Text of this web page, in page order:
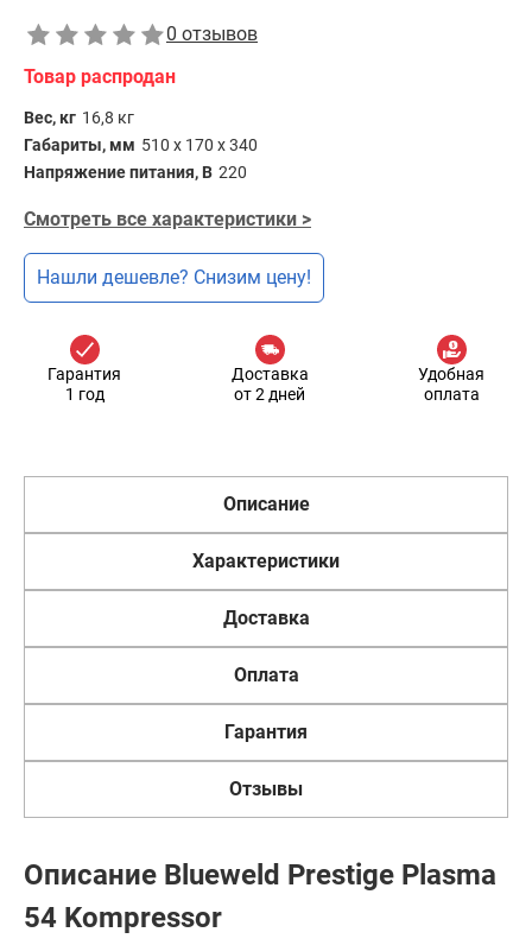
0 отзывов
Товар распродан
Вес, кг 16,8 кг
Габариты, мм 510 x 170 x 340
Напряжение питания, В 220
Смотреть все характеристики >
Нашли дешевле? Снизим цену!
Гарантия
1 год
Доставка
от 2 дней
Удобная
оплата
Описание
Характеристики
Доставка
Оплата
Гарантия
Отзывы
Описание Blueweld Prestige Plasma
54 Kompressor